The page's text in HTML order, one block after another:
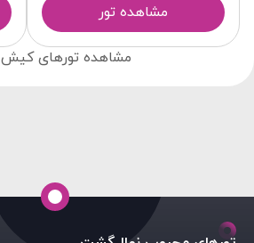
مشاهده تور
مشاهده تورهای کیش